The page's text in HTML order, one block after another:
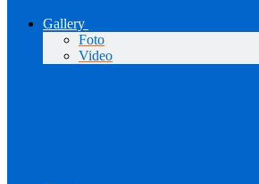
Gallery
Foto
Video